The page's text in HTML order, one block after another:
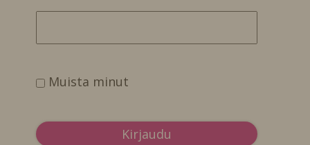
Muista minut